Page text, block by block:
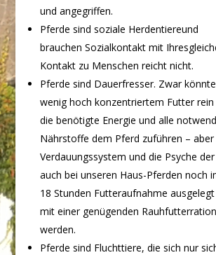
und angegriffen.
Pferde sind soziale Herdentiereund
brauchen Sozialkontakt mit
Kontakt zu Menschen reicht nicht.
Pferde sind Dauerfresser. Zwar
wenig hoch konzentriertem Futter rein
die benötigte Energie und alle
Nährstoffe dem Pferd zuführen –
Verdauungssystem und die Psyche
auch bei unseren Haus-Pferden noch
18 Stunden Futteraufnahme
mit einer genügenden
werden.
Pferde sind Fluchttiere, die sich nur